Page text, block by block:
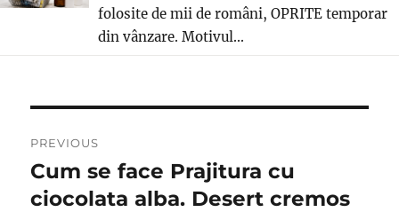
folosite de mii de români, OPRITE temporar
din vânzare. Motivul...
navigation
PREVIOUS
Previous
post:
Cum se face Prajitura cu
ciocolata alba. Desert cremos